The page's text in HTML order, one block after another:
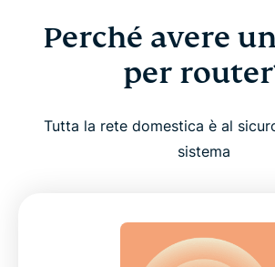
Perché avere
per
Tutta la rete domestica è al
sistema